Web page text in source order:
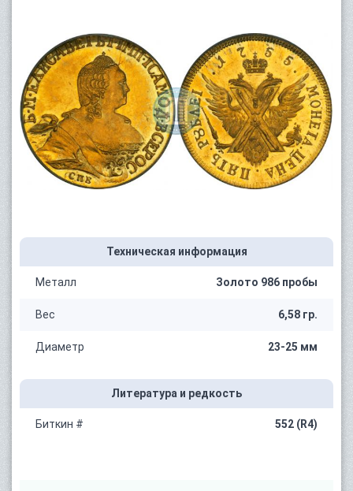
Техническая информация
Металл Золото 986 пробы
Вес 6,58 гр.
Диаметр 23-25 мм
Литература и редкость
Биткин # 552 (R4)